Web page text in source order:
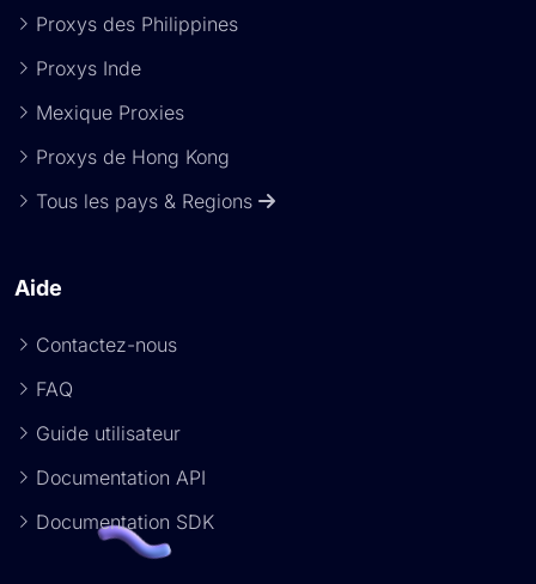
Proxys des Philippines
Proxys Inde
Mexique Proxies
Proxys de Hong Kong
Tous les pays & Regions
Aide
Contactez-nous
FAQ
Guide utilisateur
Documentation API
Documentation SDK